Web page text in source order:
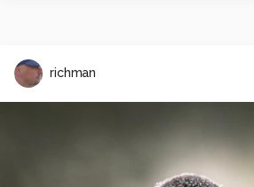
richman